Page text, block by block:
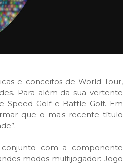
e conceitos de World Tour,
Para além da sua vertente
Speed Golf e Battle Golf. Em
que o mais recente título
com a componente
modos multijogador: Jogo